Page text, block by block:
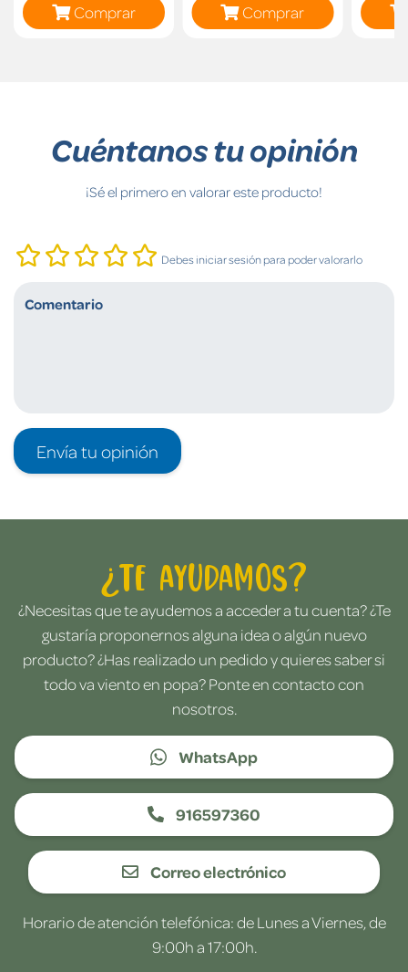
Comprar
Comprar
Cuéntanos tu opinión
¡Sé el primero en valorar este producto!
Debes iniciar sesión para poder valorarlo
Envía tu opinión
¿Te ayudamos?
¿Necesitas que te ayudemos a acceder a tu cuenta? ¿Te
gustaría proponernos alguna idea o algún nuevo
producto? ¿Has realizado un pedido y quieres saber si
todo va viento en popa? Ponte en contacto con
nosotros.
WhatsApp
916597360
Correo electrónico
Horario de atención telefónica: de Lunes a Viernes, de
9:00h a 17:00h.